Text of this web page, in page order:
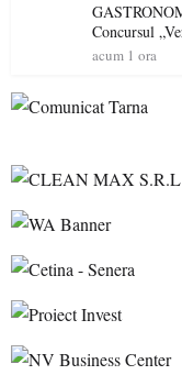
GASTRONOMIE Se încing ceaunele la
Concursul
acum 1 ora